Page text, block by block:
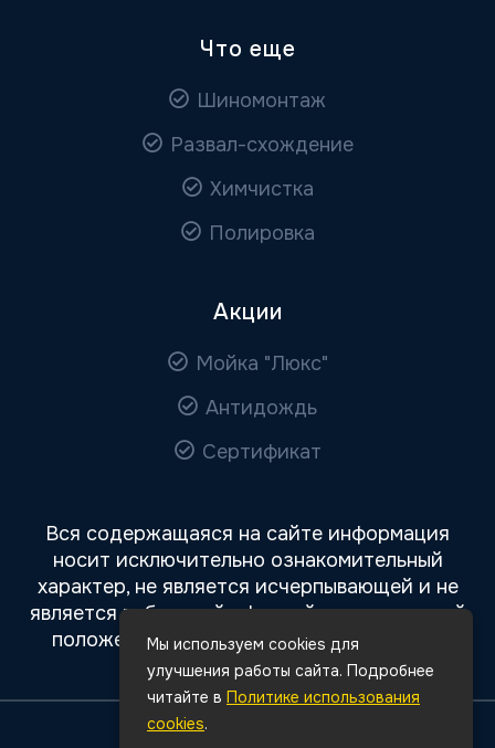
Что еще
Шиномонтаж
Развал-схождение
Химчистка
Полировка
Акции
Мойка "Люкс"
Антидождь
Сертификат
Вся содержащаяся на сайте информация
носит исключительно ознакомительный
характер, не является исчерпывающей и не
является публичной офертой, определяемой
положениями статьи 437 Гражданского
кодекса РФ.
Мы используем cookies для
улучшения работы сайта. Подробнее
читайте в Политике использования
cookies.